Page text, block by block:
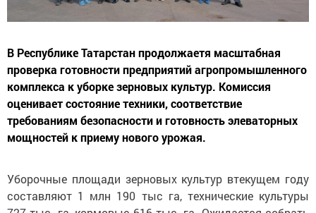
В Республике Татарстан продолжаетя масштабная
проверка готовности предприятий агропромышленного
комплекса к уборке зерновых культур. Комиссия
оценивает состояние техники, соответствие
требованиям безопасности и готовность элеваторных
мощностей к приему нового урожая.
Уборочные площади зерновых культур втекущем году
составляют 1 млн 190 тыс га, технические культуры